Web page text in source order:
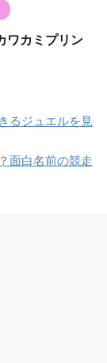
ワカミプリン
るジュエルを見
面白名前の競走